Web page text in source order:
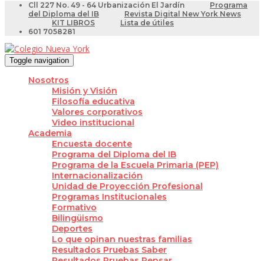
Cll 227 No. 49 - 64 Urbanización El Jardín
Programa
del Diploma del IB
Revista Digital New York News
KIT LIBROS
Lista de útiles
601 7058281
Toggle navigation
Nosotros
Misión y Visión
Filosofía educativa
Valores corporativos
Video institucional
Academia
Encuesta docente
Programa del Diploma del IB
Programa de la Escuela Primaria (PEP)
Internacionalización
Unidad de Proyección Profesional
Programas Institucionales
Formativo
Bilingüismo
Deportes
Lo que opinan nuestras familias
Resultados Pruebas Saber